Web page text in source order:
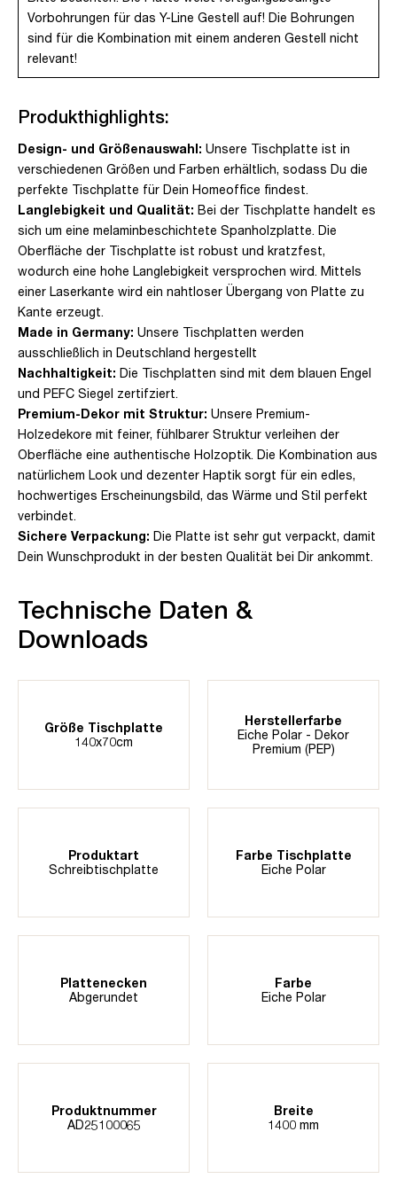
Vorbohrungen für das Y-Line Gestell auf! Die Bohrungen
sind für die Kombination mit einem anderen Gestell nicht
relevant!
Produkthighlights:
Design- und Größenauswahl: Unsere Tischplatte ist in
verschiedenen Größen und Farben erhältlich, sodass Du die
perfekte Tischplatte für Dein Homeoffice findest.
Langlebigkeit und Qualität: Bei der Tischplatte handelt es
sich um eine melaminbeschichtete Spanholzplatte. Die
Oberfläche der Tischplatte ist robust und kratzfest,
wodurch eine hohe Langlebigkeit versprochen wird. Mittels
einer Laserkante wird ein nahtloser Übergang von Platte zu
Kante erzeugt.
Made in Germany: Unsere Tischplatten werden
ausschließlich in Deutschland hergestellt
Nachhaltigkeit: Die Tischplatten sind mit dem blauen Engel
und PEFC Siegel zertifziert.
Premium-Dekor mit Struktur: Unsere Premium-
Holzedekore mit feiner, fühlbarer Struktur verleihen der
Oberfläche eine authentische Holzoptik. Die Kombination aus
natürlichem Look und dezenter Haptik sorgt für ein edles,
hochwertiges Erscheinungsbild, das Wärme und Stil perfekt
verbindet.
Sichere Verpackung: Die Platte ist sehr gut verpackt, damit
Dein Wunschprodukt in der besten Qualität bei Dir ankommt.
Technische Daten &
Downloads
Größe Tischplatte
140x70cm
Herstellerfarbe
Eiche Polar - Dekor
Premium (PEP)
Produktart
Schreibtischplatte
Farbe Tischplatte
Eiche Polar
Plattenecken
Abgerundet
Farbe
Eiche Polar
Produktnummer
AD25100065
Breite
1400 mm